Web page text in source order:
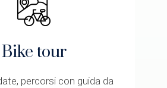
Bike tour
percorsi con guida da